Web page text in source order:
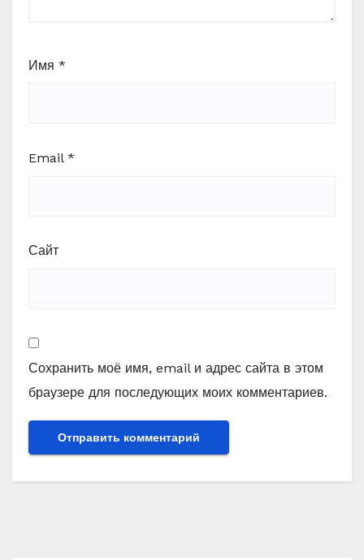
Имя *
Email *
Сайт
Сохранить моё имя, email и адрес сайта в этом
браузере для последующих моих комментариев.